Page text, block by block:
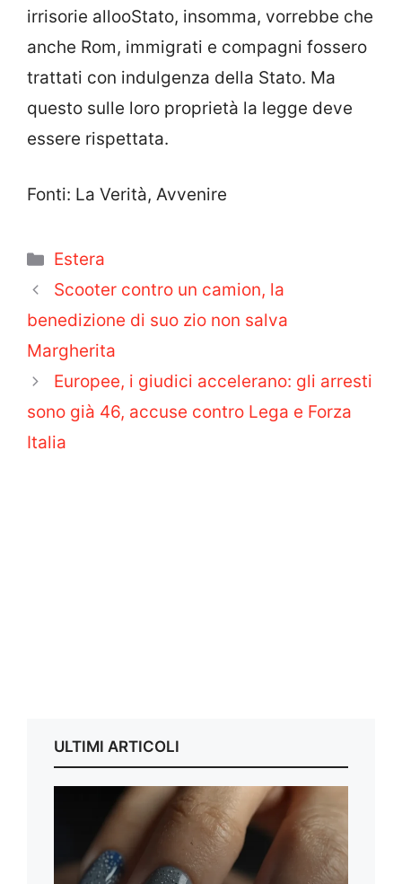
irrisorie allooStato, insomma, vorrebbe che
anche Rom, immigrati e compagni fossero
trattati con indulgenza della Stato. Ma
questo sulle loro proprietà la legge deve
essere rispettata.
Fonti: La Verità, Avvenire
Categorie
Estera
Scooter contro un camion, la
benedizione di suo zio non salva
Margherita
Europee, i giudici accelerano: gli arresti
sono già 46, accuse contro Lega e Forza
Italia
ULTIMI ARTICOLI